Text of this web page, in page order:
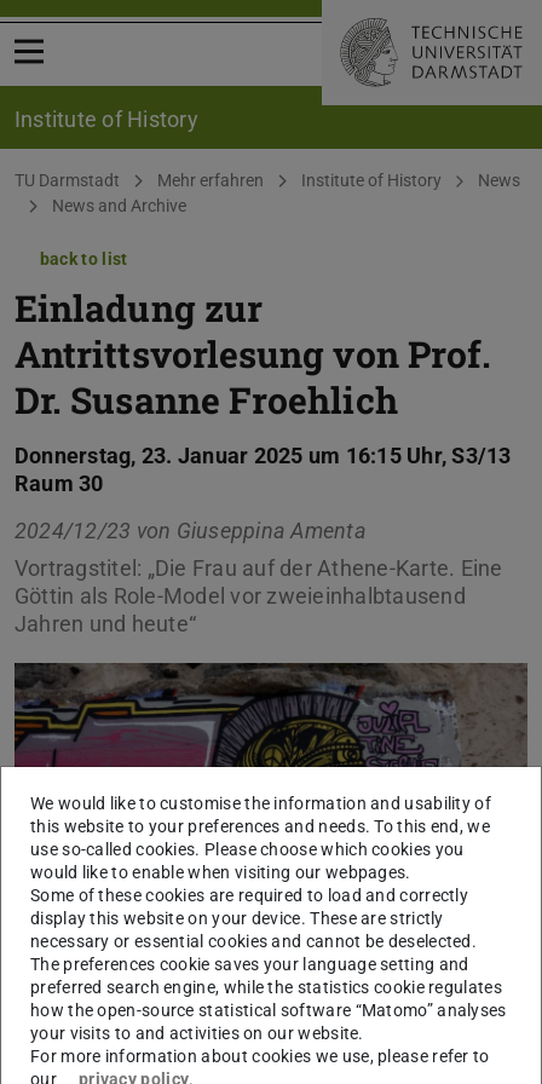
Open menu
Institute of History
You are here:
TU Darmstadt Mehr erfahren Institute of History
News
News and Archive
back to list
Einladung zur
Antrittsvorlesung von Prof.
Dr. Susanne Froehlich
Donnerstag, 23. Januar 2025 um 16:15 Uhr, S3/13
Raum 30
2024/12/23 von Giuseppina Amenta
Vortragstitel: „Die Frau auf der Athene-Karte. Eine
Göttin als Role-Model vor zweieinhalbtausend
Jahren und heute“
Am Donnerstag, 23. Januar 2025 um 16:15 Uhr hält Prof.
Dr. Susanne Froehlich ihre Antrittsvorlesung im Raum S3
13 | 30 im Schloss. Sie spricht über das Thema „Die Frau
We would like to customise the information and usability of
this website to your preferences and needs. To this end, we
use so-called cookies. Please choose which cookies you
would like to enable when visiting our webpages.
Some of these cookies are required to load and correctly
display this website on your device. These are strictly
necessary or essential cookies and cannot be deselected.
The preferences cookie saves your language setting and
preferred search engine, while the statistics cookie regulates
how the open-source statistical software “Matomo” analyses
your visits to and activities on our website.
For more information about cookies we use, please refer to
our
privacy policy.